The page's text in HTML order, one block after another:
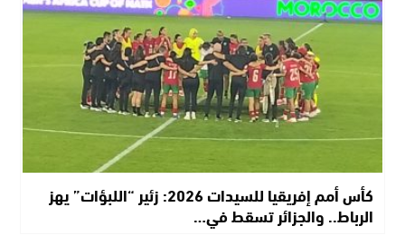
كأس أمم إفريقيا للسيدات 2026: زئير “اللبؤات” يهز
الرباط.. والجزائر تسقط في…